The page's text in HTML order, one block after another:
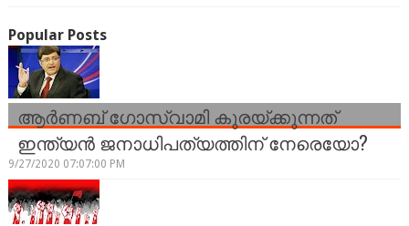
Popular Posts
ആർണബ് ഗോസ്വാമി കുരയ്ക്കുന്നത്
ഇന്ത്യൻ ജനാധിപത്യത്തിന് നേരെയോ?
9/27/2020 07:07:00 PM